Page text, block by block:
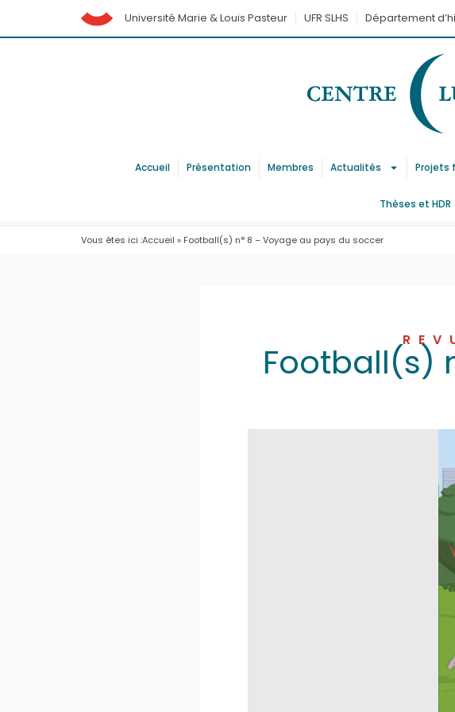
Université Marie & Louis Pasteur UFR SLHS Département
Accueil Présentation Membres Actualités Projets
Thèses et HDR
Vous êtes ici :Accueil » Football(s) n° 8 – Voyage au pays du soccer
Football(s)